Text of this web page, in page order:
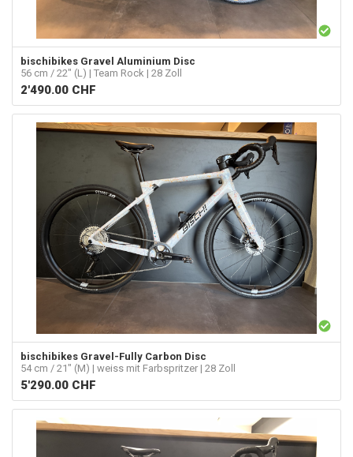
bischibikes Gravel Aluminium Disc
56 cm / 22" (L) | Team Rock | 28 Zoll
2'490.00 CHF
bischibikes Gravel-Fully Carbon Disc
54 cm / 21" (M) | weiss mit Farbspritzer | 28 Zoll
5'290.00 CHF